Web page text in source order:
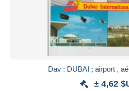
Dav : DUBAI ; airport ,
± 4,62